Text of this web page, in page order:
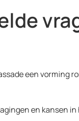
een vorming
en kansen